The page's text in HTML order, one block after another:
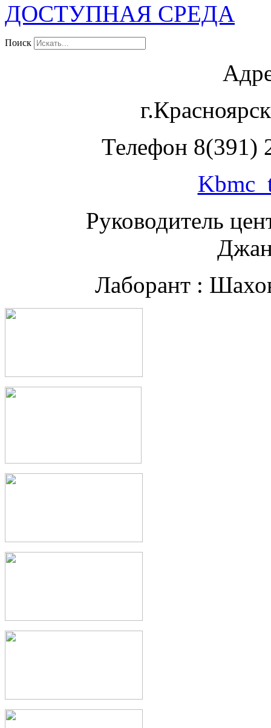
ДОСТУПНАЯ СРЕДА
Поиск
Телефон 8(391)
Руководитель
Лаборант :